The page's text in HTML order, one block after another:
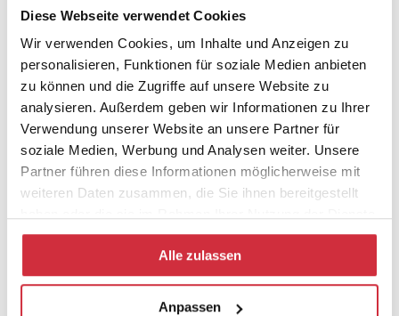
Diese Webseite verwendet Cookies
Wir verwenden Cookies, um Inhalte und Anzeigen zu
personalisieren, Funktionen für soziale Medien anbieten
zu können und die Zugriffe auf unsere Website zu
analysieren. Außerdem geben wir Informationen zu Ihrer
Verwendung unserer Website an unsere Partner für
soziale Medien, Werbung und Analysen weiter. Unsere
Partner führen diese Informationen möglicherweise mit
weiteren Daten zusammen, die Sie ihnen bereitgestellt
gesammelt haben.
Alle zulassen
Anpassen
Licht“,„falsafa – Das Jahrbuch für islamische
Religionsphilosophie“ und „Hingabe“ veröffentlicht hat.
Zur Anmeldunghttps://bit.ly/3HfYhlP
Diesen Beitrag teilen:
Mail Facebook
X LinkedIn